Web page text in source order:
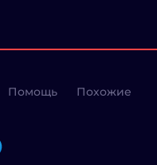
Помощь Похожие